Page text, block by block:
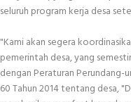
seluruh program kerja desa
"Kami akan segera
pemerintah desa, yang
dengan Peraturan Perundang-
60 Tahun 2014 tentang desa,